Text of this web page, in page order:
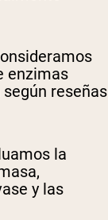
enzimas
reseñas
la
y las